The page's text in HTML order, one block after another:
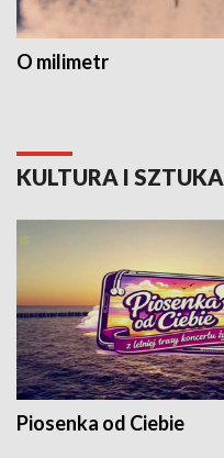
O milimetr
KULTURA I SZTUKA
Piosenka od Ciebie